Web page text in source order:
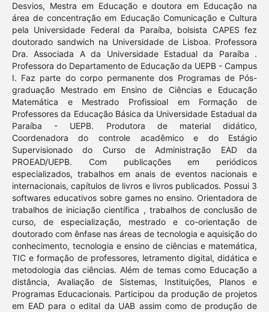
Desvios, Mestra em Educação e doutora em Educação na
área de concentração em Educação Comunicação e Cultura
pela Universidade Federal da Paraíba, bolsista CAPES fez
doutorado sandwich na Universidade de Lisboa. Professora
Dra. Associada A da Universidade Estadual da Paraíba .
Professora do Departamento de Educação da UEPB - Campus
I. Faz parte do corpo permanente dos Programas de Pós-
graduação Mestrado em Ensino de Ciências e Educação
Matemática e Mestrado Profissioal em Formação de
Professores da Educação Básica da Universidade Estadual da
Paraíba - UEPB. Produtora de material didático,
Coordenadora do controle acadêmico e do Estágio
Supervisionado do Curso de Administração EAD da
PROEAD/UEPB. Com publicações em periódicos
especializados, trabalhos em anais de eventos nacionais e
internacionais, capítulos de livros e livros publicados. Possui 3
softwares educativos sobre games no ensino. Orientadora de
trabalhos de iniciação científica , trabalhos de conclusão de
curso, de especialização, mestrado e co-orientação de
doutorado com ênfase nas áreas de tecnologia e aquisição do
conhecimento, tecnologia e ensino de ciências e matemática,
TIC e formação de professores, letramento digital, didática e
metodologia das ciências. Além de temas como Educação a
distância, Avaliação de Sistemas, Instituições, Planos e
Programas Educacionais. Participou da produção de projetos
em EAD para o edital da UAB assim como de produção de